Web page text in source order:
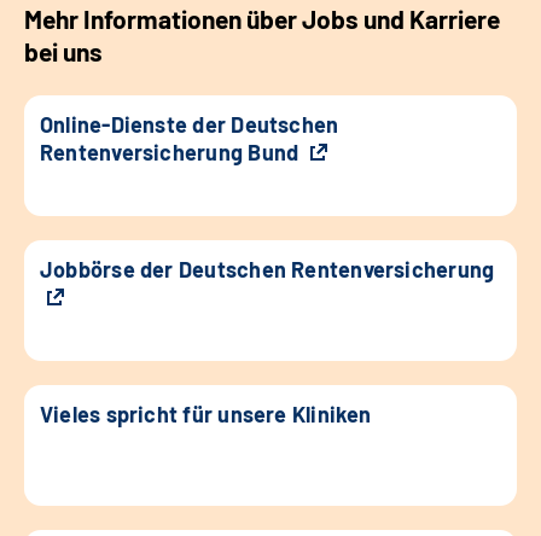
Mehr Informationen über Jobs und Karriere
bei uns
Online-Dienste der Deutschen
Rentenversicherung Bund
Jobbörse der Deutschen Rentenversicherung
Vieles spricht für unsere Kliniken